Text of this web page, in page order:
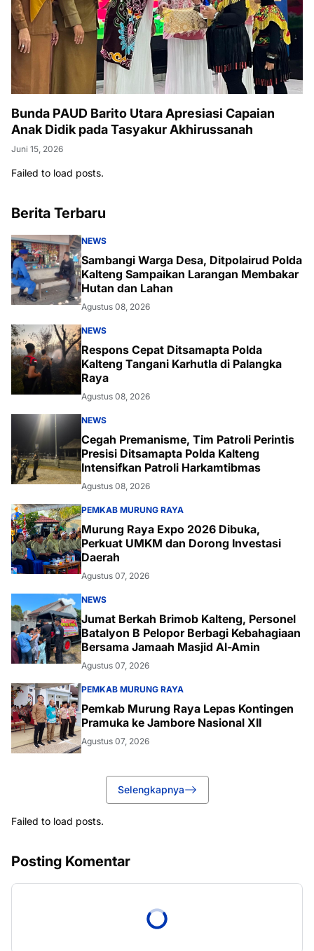
Bunda PAUD Barito Utara Apresiasi Capaian
Anak Didik pada Tasyakur Akhirussanah
Juni 15, 2026
Failed to load posts.
Berita Terbaru
NEWS
Sambangi Warga Desa, Ditpolairud Polda
Kalteng Sampaikan Larangan Membakar
Hutan dan Lahan
Agustus 08, 2026
NEWS
Respons Cepat Ditsamapta Polda
Kalteng Tangani Karhutla di Palangka
Raya
Agustus 08, 2026
NEWS
Cegah Premanisme, Tim Patroli Perintis
Presisi Ditsamapta Polda Kalteng
Intensifkan Patroli Harkamtibmas
Agustus 08, 2026
PEMKAB MURUNG RAYA
Murung Raya Expo 2026 Dibuka,
Perkuat UMKM dan Dorong Investasi
Daerah
Agustus 07, 2026
NEWS
Jumat Berkah Brimob Kalteng, Personel
Batalyon B Pelopor Berbagi Kebahagiaan
Bersama Jamaah Masjid Al-Amin
Agustus 07, 2026
PEMKAB MURUNG RAYA
Pemkab Murung Raya Lepas Kontingen
Pramuka ke Jambore Nasional XII
Agustus 07, 2026
Selengkapnya
Failed to load posts.
Posting Komentar